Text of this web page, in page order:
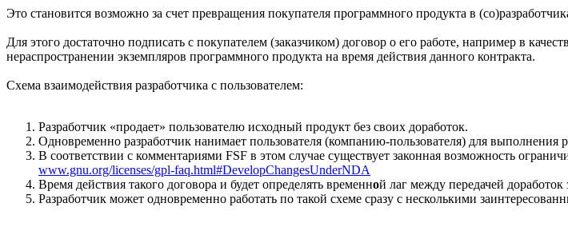
Это становится возможно за счет превращения покупателя программного продукта в
Для этого достаточно подписать с покупателем (заказчиком) договор о его работе, например в
нераспространении экземпляров программного продукта на время действия данного контракта.
Схема взаимодействия разработчика с пользователем:
Разработчик «продает» пользователю исходный продукт без своих доработок.
Одновременно разработчик нанимает пользователя (компанию-пользователя) для
В соответствии с комментариями FSF в этом случае существует законная возможность
www.gnu.org/licenses/gpl-faq.html#DevelopChangesUnderNDA
Время действия такого договора и будет определять временной лаг между передачей
Разработчик может одновременно работать по такой схеме сразу с несколькими